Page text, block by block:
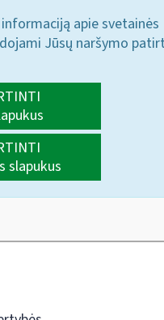
apie svetainės
Jūsų naršymo
slapukus